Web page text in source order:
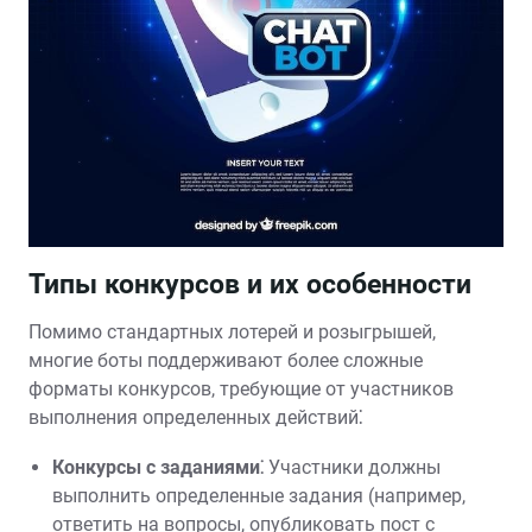
Типы конкурсов и их особенности
Помимо стандартных лотерей и розыгрышей,
многие боты поддерживают более сложные
форматы конкурсов, требующие от участников
выполнения определенных действий⁚
Конкурсы с заданиями⁚ Участники должны
выполнить определенные задания (например,
ответить на вопросы, опубликовать пост с